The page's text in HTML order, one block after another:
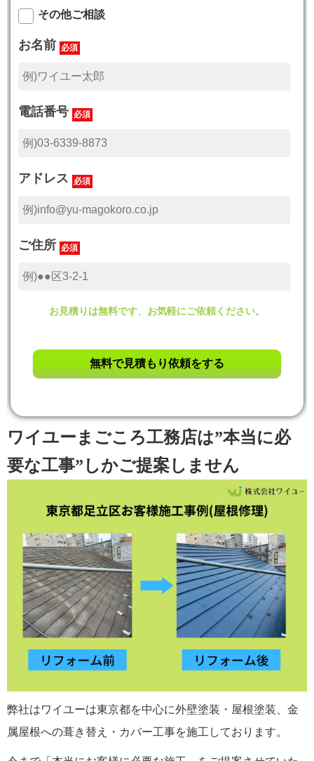
その他ご相談
お名前 必須
電話番号 必須
アドレス 必須
ご住所 必須
お見積りは無料です、お気軽にご依頼ください。
ワイユーまごころ工務店は”本当に必
要な工事”しかご提案しません
弊社はワイユーは東京都を中心に外壁塗装・屋根塗装、金
属屋根への葺き替え・カバー工事を施工しております。